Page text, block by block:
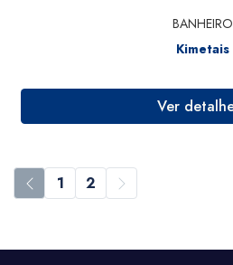
BANHEIRO
Kimetais
1 2